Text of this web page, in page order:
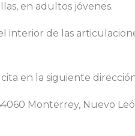
en adultos jóvenes.
interior de las
en la siguiente
Monterrey, Nuevo